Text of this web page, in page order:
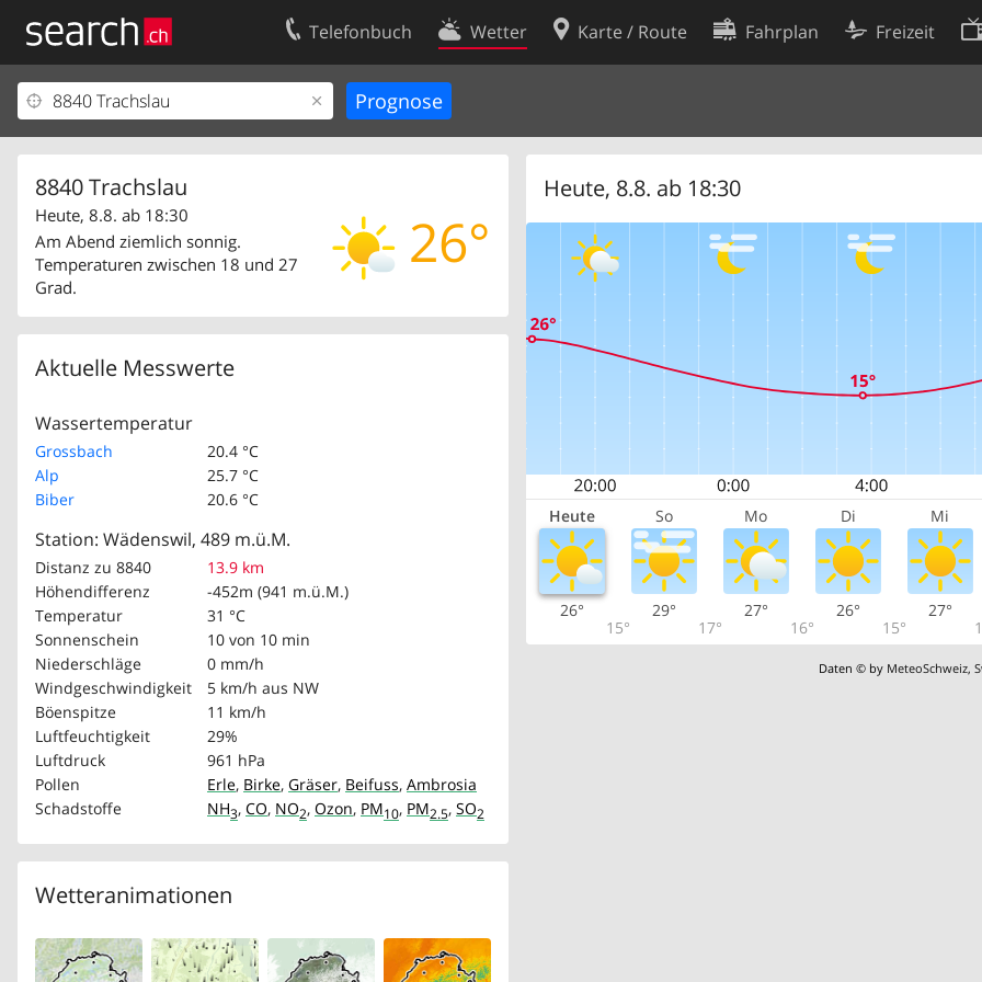
Telefonbuch Wetter Karte / Route Fahrplan Freizeit
8840 Trachslau
26°
Heute, 8.8. ab 18:30
Am Abend ziemlich sonnig.
Temperaturen zwischen 18 und 27
Grad.
Aktuelle Messwerte
Wassertemperatur
Grossbach
20.4 °C
Alp
25.7 °C
Biber
20.6 °C
Station: Wädenswil, 489 m.ü.M.
Distanz zu 8840
13.9 km
Höhendifferenz
-452m (941 m.ü.M.)
Temperatur
31 °C
Sonnenschein
10 von 10 min
Niederschläge
0 mm/h
Windgeschwindigkeit
5 km/h aus NW
Böenspitze
11 km/h
Luftfeuchtigkeit
29%
Luftdruck
961 hPa
Pollen
Erle, Birke, Gräser, Beifuss, Ambrosia
Schadstoffe
NH3, CO, NO2, Ozon, PM10, PM2.5, SO2
Wetteranimationen
Heute, 8.8. ab 18:30
Heute So Mo Di Mi
26°
15°
29°
17°
27°
16°
26°
15°
27°
Daten © by MeteoSchweiz,
Ihr Eintrag
Kundencenter Geschäftskunden
Kontakt
Nutzungsbedingungen
Cookie-Einstellungen